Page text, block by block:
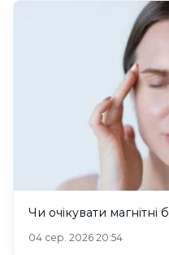
Чи очікувати магнітні
04 сер. 2026 20:54